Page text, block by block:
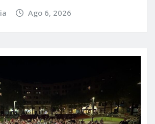
Ago 6, 2026